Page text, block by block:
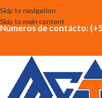
Skip to navigation
Skip to main content
Números de contácto: